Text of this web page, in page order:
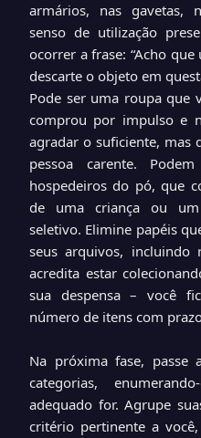
armários, nas gavetas,
senso de utilização
ocorrer a frase: “Acho
descarte o objeto em
Pode ser uma roupa que
comprou por impulso e
agradar o suficiente, mas
pessoa carente.
hospedeiros do pó, que
de uma criança ou um
seletivo. Elimine papéis
seus arquivos, incluindo
acredita estar
sua despensa – você
número de itens com
Na próxima fase, passe
categorias,
adequado for. Agrupe
critério pertinente a